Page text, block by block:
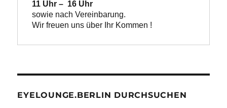
11 Uhr –  16 Uhr
Wir freuen uns über Ihr Kommen !
EYELOUNGE.BERLIN DURCHSUCHEN